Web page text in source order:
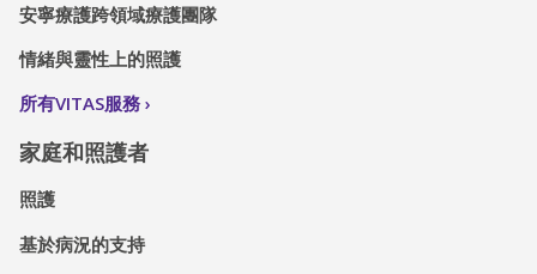
安寧療護跨領域療護團隊
情緒與靈性上的照護
所有VITAS服務
家庭和照護者
照護
基於病況的支持